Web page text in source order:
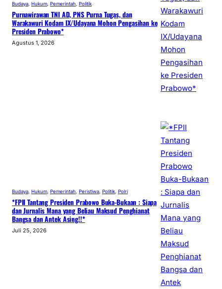
Budaya Hukum Pemerintah Politik
Purnawirawan TNI AD, PNS Purna Tugas, dan
Warakawuri Kodam IX/Udayana Mohon Pengasihan ke
Presiden Prabowo*
Agustus 1, 2026
Budaya Hukum Pemerintah Peristiwa Politik Polri
*FPII Tantang Presiden Prabowo Buka-Bukaan : Siapa
dan Jurnalis Mana yang Beliau Maksud Penghianat
Bangsa dan Antek Asing!!*
Juli 25, 2026